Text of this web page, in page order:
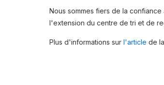
Nous sommes fiers de la
l'extension du centre de tri et de
Plus d'informations sur l'article de